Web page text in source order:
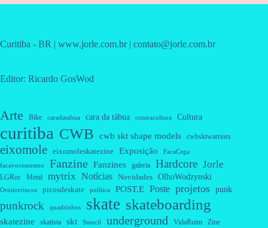
Curitiba - BR | www.jorle.com.br | contato@jorle.com.br
Editor: Ricardo GosWod
Arte Bike caradatabua cara da tábua contracultura Cultura
curitiba CWB cwb skt shape models cwbsktwarriors
eixomole eixomoleskatezine Exposição FacaCega
facavocemesmo Fanzine Fanzines galeria Hardcore Jorle
LGRoc Metal mytrix Notícias Novidades OlhoWodzynski
Ornitorrincos picosdeskate política POST.E Poste projetos punk
punkrock quadrinhos skate skateboarding
skatezine skatista skt Stencil underground VidaRuim Zine